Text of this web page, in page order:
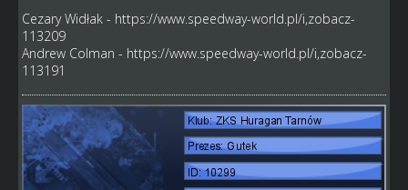
Cezary Widłak - https://www.speedway-world.pl/i,zobacz-
113209
Andrew Colman - https://www.speedway-world.pl/i,zobacz-
113191